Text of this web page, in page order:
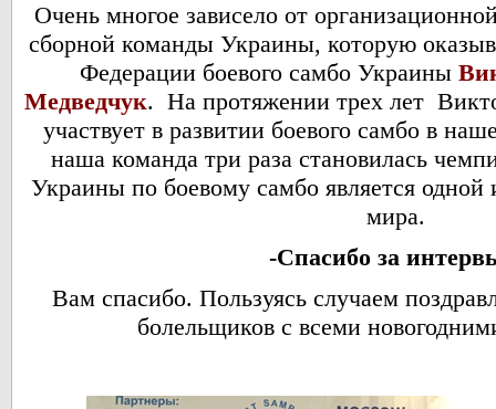
Очень многое зависело от
сборной команды Украины, которую
Федерации боевого самбо Украины
Медведчук. На протяжении трех лет
участвует в развитии боевого самбо в
наша команда три раза становилась
Украины по боевому самбо является
мира.
-Спасибо за
Вам спасибо. Пользуясь случаем
болельщиков с всеми